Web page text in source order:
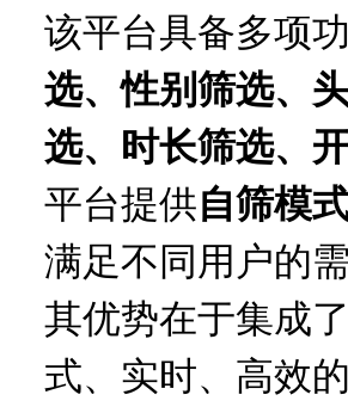
该平台具备多项
选、性别筛选、
选、时长筛选、
平台提供自筛模
满足不同用户的需
其优势在于集成
式、实时、高效